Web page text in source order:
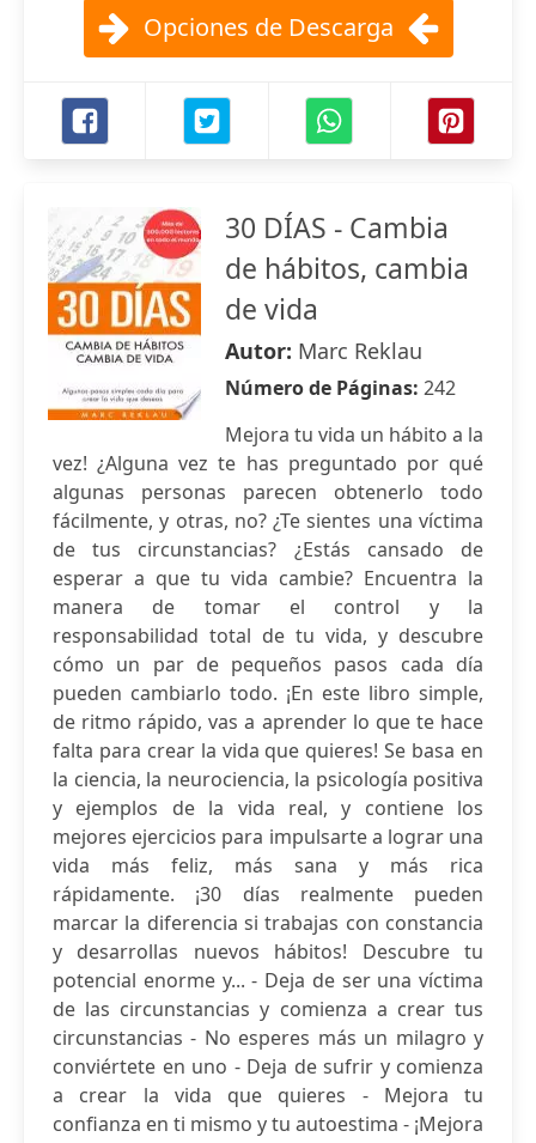
Opciones de Descarga
30 DÍAS - Cambia
de hábitos, cambia
de vida
Autor: Marc Reklau
Número de Páginas: 242
Mejora tu vida un hábito a la
vez! ¿Alguna vez te has preguntado por qué
algunas personas parecen obtenerlo todo
fácilmente, y otras, no? ¿Te sientes una víctima
de tus circunstancias? ¿Estás cansado de
esperar a que tu vida cambie? Encuentra la
manera de tomar el control y la
responsabilidad total de tu vida, y descubre
cómo un par de pequeños pasos cada día
pueden cambiarlo todo. ¡En este libro simple,
de ritmo rápido, vas a aprender lo que te hace
falta para crear la vida que quieres! Se basa en
la ciencia, la neurociencia, la psicología positiva
y ejemplos de la vida real, y contiene los
mejores ejercicios para impulsarte a lograr una
vida más feliz, más sana y más rica
rápidamente. ¡30 días realmente pueden
marcar la diferencia si trabajas con constancia
y desarrollas nuevos hábitos! Descubre tu
potencial enorme y... - Deja de ser una víctima
de las circunstancias y comienza a crear tus
circunstancias - No esperes más un milagro y
conviértete en uno - Deja de sufrir y comienza
a crear la vida que quieres - Mejora tu
confianza en ti mismo y tu autoestima - ¡Mejora